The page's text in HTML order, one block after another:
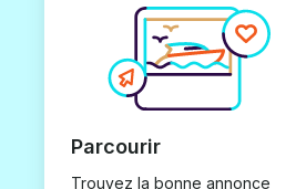
Parcourir
Trouvez la bonne annonce